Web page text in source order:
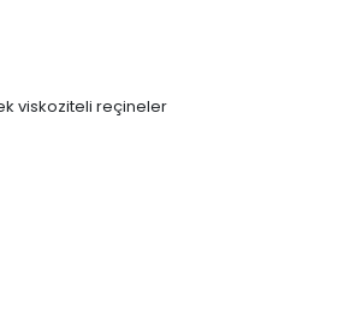
viskoziteli reçineler